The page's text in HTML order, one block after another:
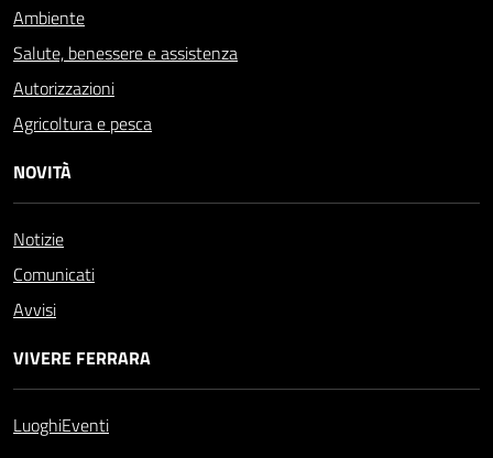
Ambiente
Salute, benessere e assistenza
Autorizzazioni
Agricoltura e pesca
NOVITÀ
Notizie
Comunicati
Avvisi
VIVERE FERRARA
LuoghiEventi